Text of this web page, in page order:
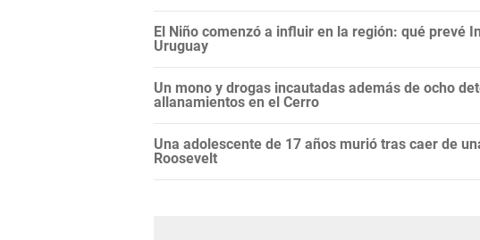
El Niño comenzó a influir en la región: qué prevé
Uruguay
Un mono y drogas incautadas además de ocho
allanamientos en el Cerro
Una adolescente de 17 años murió tras caer de
Roosevelt